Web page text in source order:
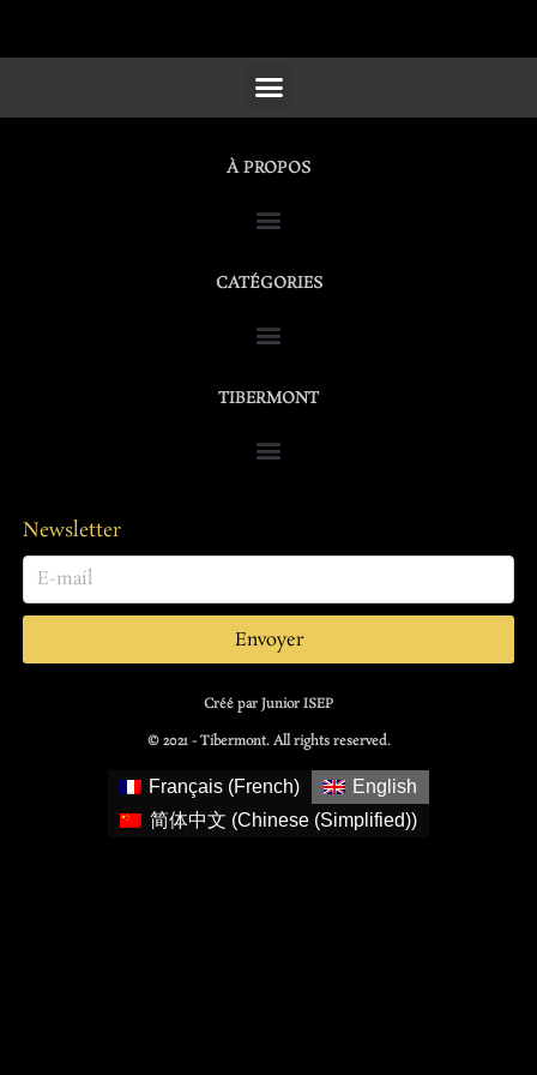
À PROPOS
CATÉGORIES
TIBERMONT
Newsletter
Envoyer
Créé par Junior ISEP
© 2021 - Tibermont. All rights reserved.
Français (French)
English
简体中文 (Chinese (Simplified))